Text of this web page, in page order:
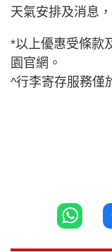
天氣安排及消息
*以上優惠受條款
園官網。
^行李寄存服務僅